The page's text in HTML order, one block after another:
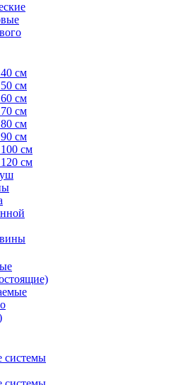
см
см
см
см
см
см
см
см
системы